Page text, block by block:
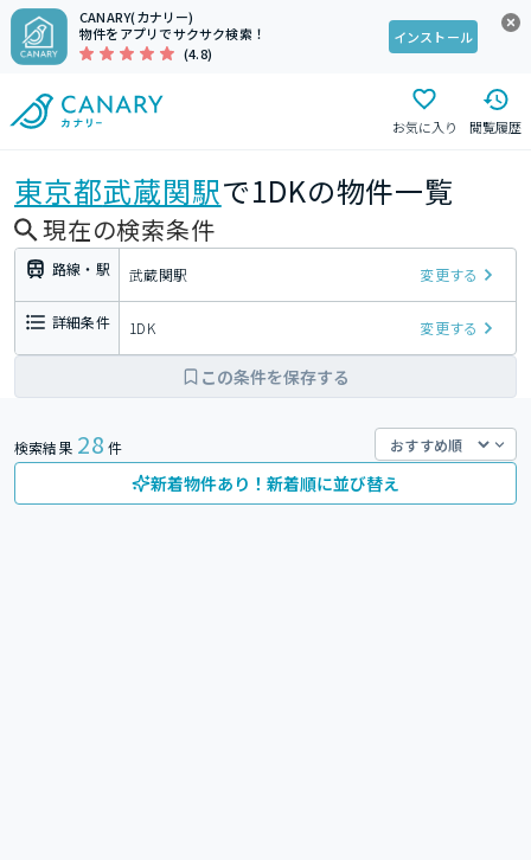
CANARY(カナリー)
物件をアプリでサクサク検索！
(4.8)
インストール
お気に入り 閲覧履歴
東京都武蔵関駅で1DKの物件一覧
現在の検索条件
路線・駅 武蔵関駅 変更する
詳細条件 1DK 変更する
この条件を保存する
検索結果 28 件
新着物件あり！新着順に並び替え